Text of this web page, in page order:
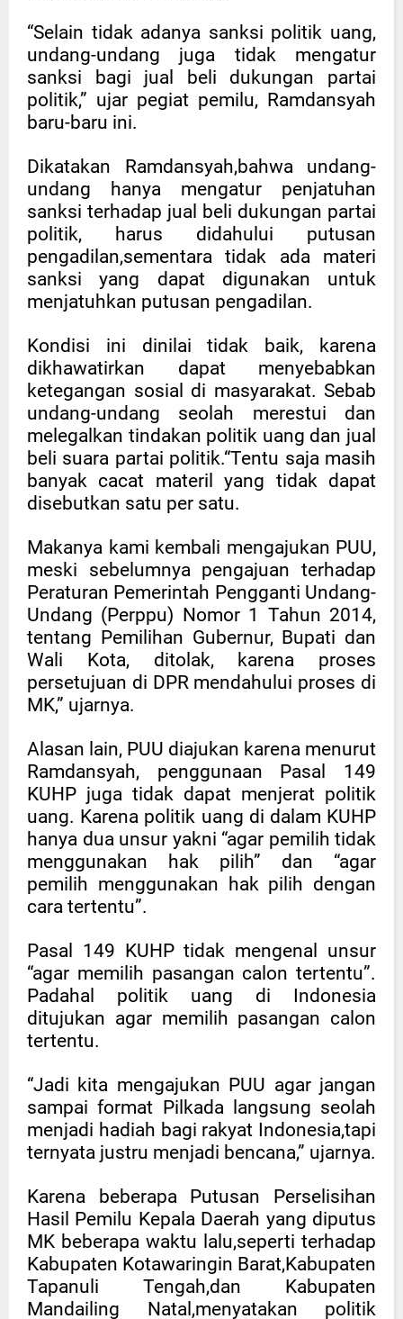
“Selain tidak adanya sanksi politik uang,
undang-undang juga tidak mengatur
sanksi bagi jual beli dukungan partai
politik,” ujar pegiat pemilu, Ramdansyah
baru-baru ini.
Dikatakan Ramdansyah,bahwa undang-
undang hanya mengatur penjatuhan
sanksi terhadap jual beli dukungan partai
politik, harus didahului putusan
pengadilan,sementara tidak ada materi
sanksi yang dapat digunakan untuk
menjatuhkan putusan pengadilan.
Kondisi ini dinilai tidak baik, karena
dikhawatirkan dapat menyebabkan
ketegangan sosial di masyarakat. Sebab
undang-undang seolah merestui dan
melegalkan tindakan politik uang dan jual
beli suara partai politik.“Tentu saja masih
banyak cacat materil yang tidak dapat
disebutkan satu per satu.
Makanya kami kembali mengajukan PUU,
meski sebelumnya pengajuan terhadap
Peraturan Pemerintah Pengganti Undang-
Undang (Perppu) Nomor 1 Tahun 2014,
tentang Pemilihan Gubernur, Bupati dan
Wali Kota, ditolak, karena proses
persetujuan di DPR mendahului proses di
MK,” ujarnya.
Alasan lain, PUU diajukan karena menurut
Ramdansyah, penggunaan Pasal 149
KUHP juga tidak dapat menjerat politik
uang. Karena politik uang di dalam KUHP
hanya dua unsur yakni “agar pemilih tidak
menggunakan hak pilih” dan “agar
pemilih menggunakan hak pilih dengan
cara tertentu”.
Pasal 149 KUHP tidak mengenal unsur
“agar memilih pasangan calon tertentu”.
Padahal politik uang di Indonesia
ditujukan agar memilih pasangan calon
tertentu.
“Jadi kita mengajukan PUU agar jangan
sampai format Pilkada langsung seolah
menjadi hadiah bagi rakyat Indonesia,tapi
ternyata justru menjadi bencana,” ujarnya.
Karena beberapa Putusan Perselisihan
Hasil Pemilu Kepala Daerah yang diputus
MK beberapa waktu lalu,seperti terhadap
Kabupaten Kotawaringin Barat,Kabupaten
Tapanuli Tengah,dan Kabupaten
Mandailing Natal,menyatakan politik